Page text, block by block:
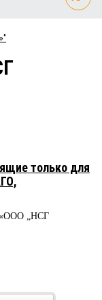
только для
«ООО „НСГ